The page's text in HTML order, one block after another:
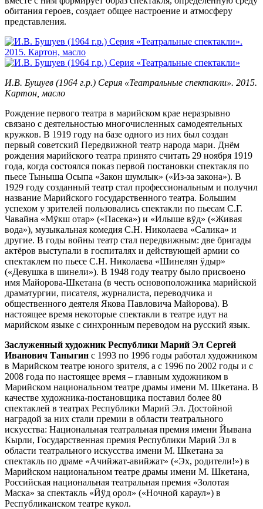
обитания героев, создает общее настроение и атмосферу
представления.
И.В. Бушуев (1964 г.р.) Серия «Театральные спектакли». 2015.
Картон, масло
Рождение первого театра в марийском крае неразрывно
связано с деятельностью многочисленных самодеятельных
кружков. В 1919 году на базе одного из них был создан
первый советский Передвижной театр народа мари. Днём
рождения марийского театра принято считать 29 ноября 1919
года, когда состоялся показ первой постановки спектакля по
пьесе Тыныша Осыпа «Закон шумлык» («Из-за закона»). В
1929 году созданный театр стал профессиональным и получил
название Марийского государственного театра. Большим
успехом у зрителей пользовались спектакли по пьесам С.Г.
Чавайна «Мӱкш отар» («Пасека») и «Илыше вӱд» («Живая
вода»), музыкальная комедия С.Н. Николаева «Салика» и
другие. В годы войны театр стал передвижным: две бригады
актёров выступали в госпиталях и действующей армии со
спектаклем по пьесе С.Н. Николаева «Шинелян ÿдыр»
(«Девушка в шинели»). В 1948 году театру было присвоено
имя Майорова-Шкетана (в честь основоположника марийской
драматургии, писателя, журналиста, переводчика и
общественного деятеля Якова Павловича Майорова). В
настоящее время некоторые спектакли в театре идут на
марийском языке с синхронным переводом на русский язык.
Заслуженный художник Республики Марий Эл Сергей
Иванович Таныгин с 1993 по 1996 годы работал художником
в Марийском театре юного зрителя, а с 1996 по 2002 годы и с
2008 года по настоящее время – главным художником в
Марийском национальном театре драмы имени М. Шкетана. В
качестве художника-постановщика поставил более 80
спектаклей в театрах Республики Марий Эл. Достойной
наградой за них стали премии в области театрального
искусства: Национальная театральная премия имени Йывана
Кырли, Государственная премия Республики Марий Эл в
области театрального искусства имени М. Шкетана за
спектакль по драме «Ачийжат-авийжат» («Эх, родители!») в
Марийском национальном театре драмы имени М. Шкетана,
Российская национальная театральная премия «Золотая
Маска» за спектакль «Йÿд орол» («Ночной караул») в
Республиканском театре кукол.